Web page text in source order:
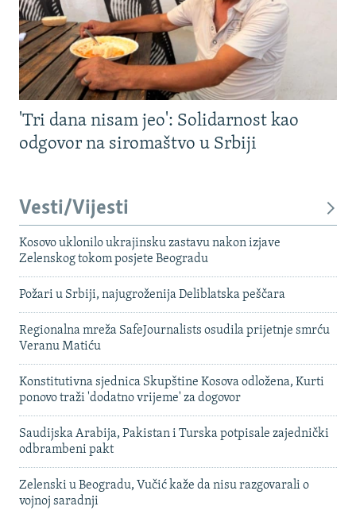
'Tri dana nisam jeo': Solidarnost kao
odgovor na siromaštvo u Srbiji
Vesti/Vijesti
Kosovo uklonilo ukrajinsku zastavu nakon izjave
Zelenskog tokom posjete Beogradu
Požari u Srbiji, najugroženija Deliblatska peščara
Regionalna mreža SafeJournalists osudila prijetnje smrću
Veranu Matiću
Konstitutivna sjednica Skupštine Kosova odložena, Kurti
ponovo traži 'dodatno vrijeme' za dogovor
Saudijska Arabija, Pakistan i Turska potpisale zajednički
odbrambeni pakt
Zelenski u Beogradu, Vučić kaže da nisu razgovarali o
vojnoj saradnji